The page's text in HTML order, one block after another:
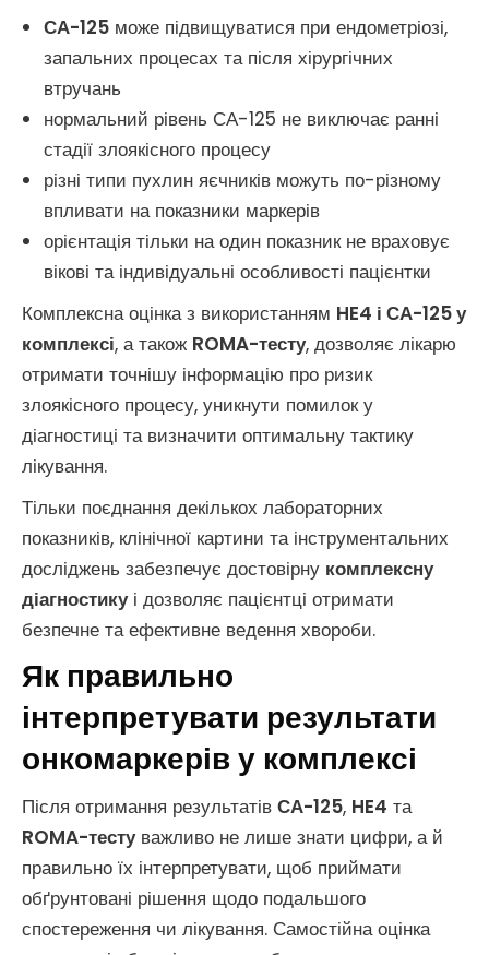
СА-125 може підвищуватися при ендометріозі,
запальних процесах та після хірургічних
втручань
нормальний рівень СА-125 не виключає ранні
стадії злоякісного процесу
різні типи пухлин яєчників можуть по-різному
впливати на показники маркерів
орієнтація тільки на один показник не враховує
вікові та індивідуальні особливості пацієнтки
Комплексна оцінка з використанням HE4 і СА-125 у
комплексі, а також ROMA-тесту, дозволяє лікарю
отримати точнішу інформацію про ризик
злоякісного процесу, уникнути помилок у
діагностиці та визначити оптимальну тактику
лікування.
Тільки поєднання декількох лабораторних
показників, клінічної картини та інструментальних
досліджень забезпечує достовірну комплексну
діагностикуі дозволяє пацієнтці отримати
безпечне та ефективне ведення хвороби.
Як правильно
інтерпретувати результати
онкомаркерів у комплексі
Після отримання результатів СА-125, HE4 та
ROMA-тестуважливо не лише знати цифри, а й
правильно їх інтерпретувати, щоб приймати
обґрунтовані рішення щодо подальшого
спостереження чи лікування. Самостійна оцінка